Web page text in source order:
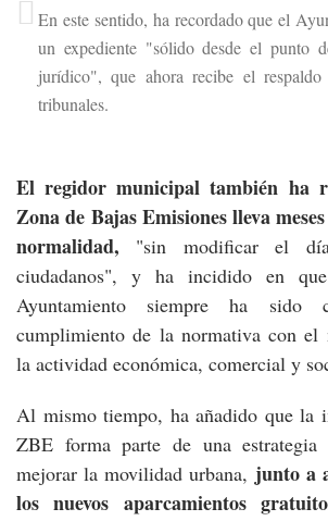
En este sentido, ha recordado que el
un expediente "sólido desde el punto
jurídico", que ahora recibe el
tribunales.
El regidor municipal también ha
Zona de Bajas Emisiones lleva
normalidad, "sin modificar el
ciudadanos", y ha incidido en
Ayuntamiento siempre ha sido
cumplimiento de la normativa con el
la actividad económica, comercial y
Al mismo tiempo, ha añadido que la
ZBE forma parte de una estrategia
mejorar la movilidad urbana, junto a
los nuevos aparcamientos